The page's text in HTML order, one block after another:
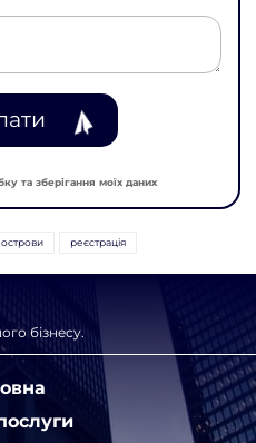
та зберігання моїх даних
реєстрація
бізнесу.